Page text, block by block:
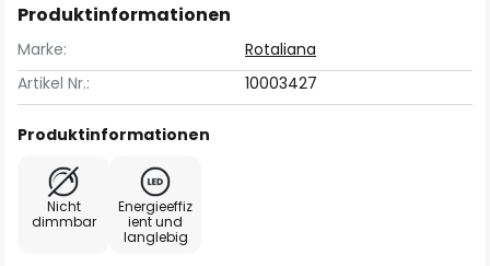
Produktinformationen
Marke:
Rotaliana
Artikel Nr.:
10003427
Produktinformationen
Nicht
dimmbar
Energieeffiz
ient und
langlebig